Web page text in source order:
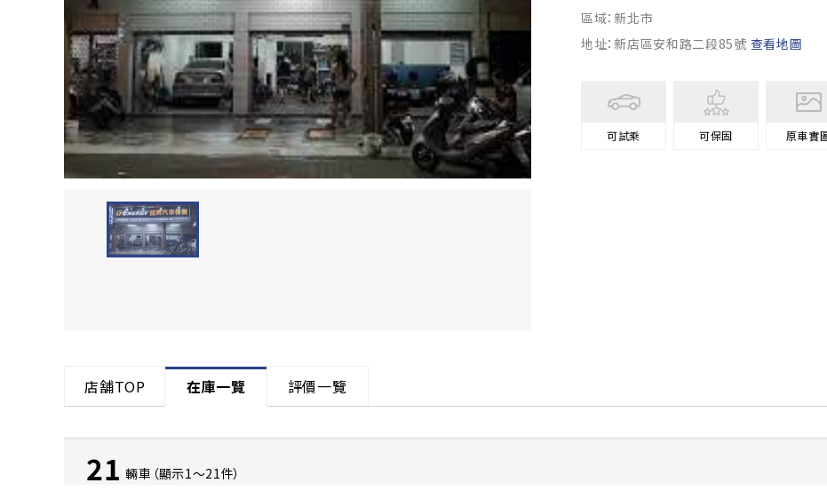
區域：新北市
地址：新店區安和路二段85號 查看地圖
可試乘 可保固 原車實
店舗TOP 在庫一覽 評價一覽
21 輛車（顯示1〜21件）